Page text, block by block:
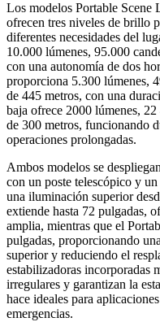
Los modelos Portable
ofrecen tres niveles de brillo
diferentes necesidades del
10.000 lúmenes, 95.000
con una autonomía de dos
proporciona 5.300 lúmenes,
de 445 metros, con una
baja ofrece 2000 lúmenes,
de 300 metros, funcionando
operaciones prolongadas.
Ambos modelos se
con un poste telescópico y
una iluminación superior
extiende hasta 72 pulgadas,
amplia, mientras que el
pulgadas, proporcionando
superior y reduciendo el
estabilizadoras incorporadas
irregulares y garantizan la
hace ideales para
emergencias.